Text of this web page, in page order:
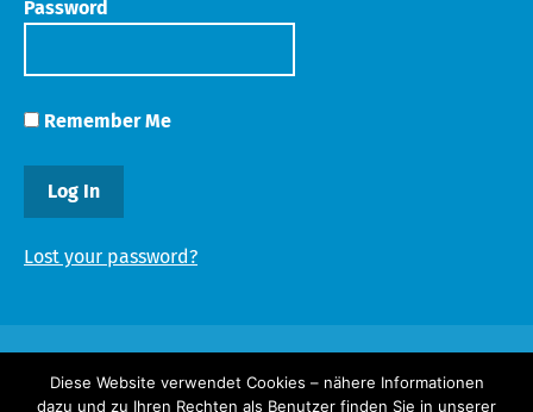
Password
Remember Me
Lost your password?
Diese Website verwendet Cookies – nähere Informationen
dazu und zu Ihren Rechten als Benutzer finden Sie in unserer